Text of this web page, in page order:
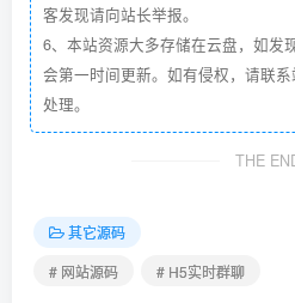
客发现请向站长举报。
6、本站资源大多存储在云盘，如发
会第一时间更新。如有侵权，请联
处理。
THE
其它源码
# 网站源码
# H5实时群聊